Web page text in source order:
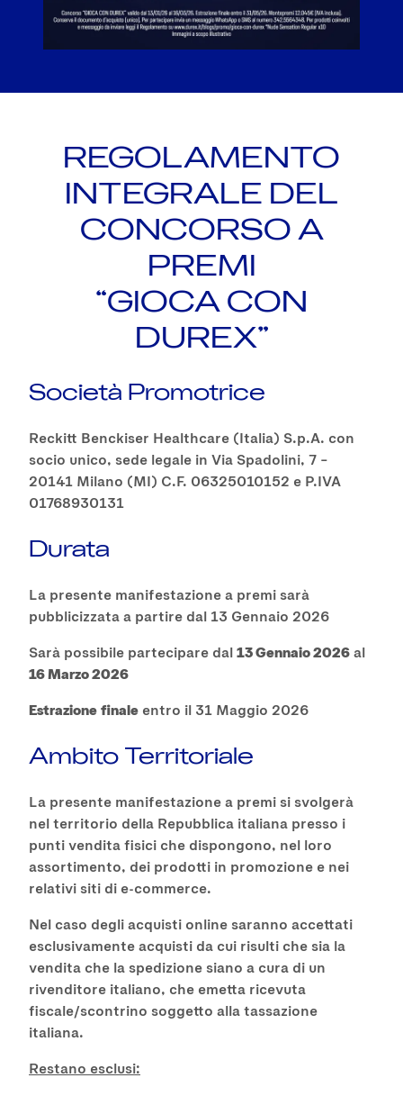
REGOLAMENTO
INTEGRALE DEL
CONCORSO A
PREMI
“GIOCA CON
DUREX”
Società Promotrice
Reckitt Benckiser Healthcare (Italia) S.p.A. con
socio unico, sede legale in Via Spadolini, 7 –
20141 Milano (MI) C.F. 06325010152 e P.IVA
01768930131
Durata
La presente manifestazione a premi sarà
pubblicizzata a partire dal 13 Gennaio 2026
Sarà possibile partecipare dal 13 Gennaio 2026 al
16 Marzo 2026
Estrazione finale entro il 31 Maggio 2026
Ambito Territoriale
La presente manifestazione a premi si svolgerà
nel territorio della Repubblica italiana presso i
punti vendita fisici che dispongono, nel loro
assortimento, dei prodotti in promozione e nei
relativi siti di e-commerce.
Nel caso degli acquisti online saranno accettati
esclusivamente acquisti da cui risulti che sia la
vendita che la spedizione siano a cura di un
rivenditore italiano, che emetta ricevuta
fiscale/scontrino soggetto alla tassazione
italiana.
Restano esclusi: